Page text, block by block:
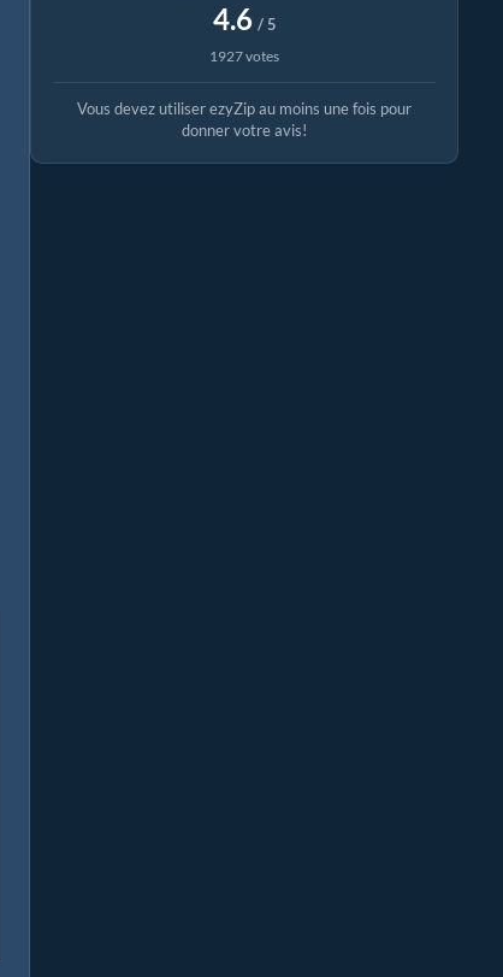
4.6 / 5
1927 votes
Vous devez utiliser ezyZip au moins une fois pour
donner votre avis!